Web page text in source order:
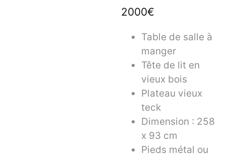
2000€
Table de salle à
manger
Tête de lit en
vieux bois
Plateau vieux
teck
Dimension : 258
x 93 cm
Pieds métal ou